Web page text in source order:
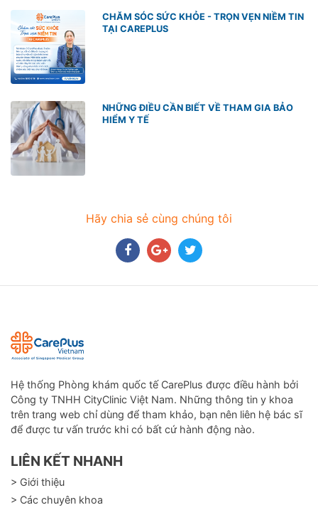
CHĂM SÓC SỨC KHỎE - TRỌN VẸN NIỀM TIN
TẠI CAREPLUS
NHỮNG ĐIỀU CẦN BIẾT VỀ THAM GIA BẢO
HIỂM Y TẾ
Hãy chia sẻ cùng chúng tôi
Hệ thống Phòng khám quốc tế CarePlus được điều hành bởi
Công ty TNHH CityClinic Việt Nam. Những thông tin y khoa
trên trang web chỉ dùng để tham khảo, bạn nên liên hệ bác sĩ
để được tư vấn trước khi có bất cứ hành động nào.
LIÊN KẾT NHANH
> Giới thiệu
> Các chuyên khoa